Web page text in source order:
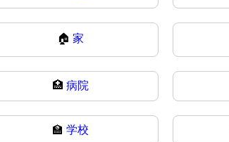
🏠 家
🏥 病院
🏫 学校